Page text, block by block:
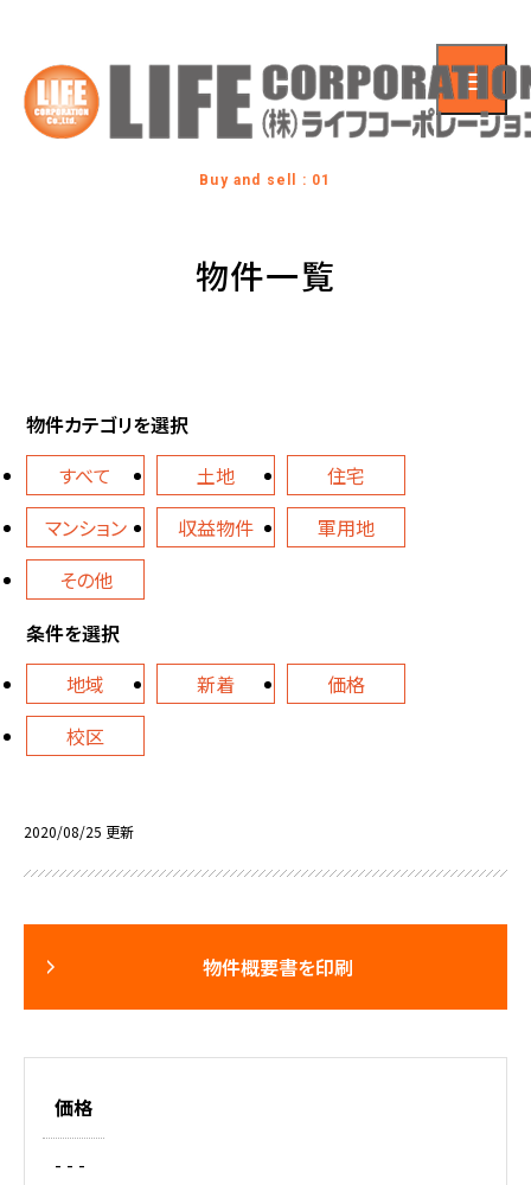
Buy and sell : 01
物件一覧
物件カテゴリを選択
すべて
土地
住宅
マンション
収益物件
軍用地
その他
条件を選択
地域
新着
価格
校区
2020/08/25 更新
物件概要書を印刷
価格
- - -